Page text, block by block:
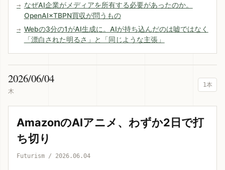
なぜAI企業がメディアを所有する必要があったのか。
OpenAI×TBPN買収が問うもの
Webの3分の1がAI生成に。AIが持ち込んだのは嘘ではなく
「漂白された明るさ」と「同じような主張」
2026/06/04
木
1本
AmazonのAIアニメ、わずか2日で打
ち切り
Futurism / 2026.06.04